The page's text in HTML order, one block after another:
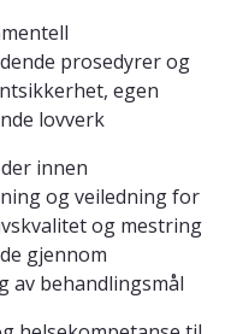
prosedyrer og
egen
lovverk
innen
og veiledning for
og mestring
gjennom
av behandlingsmål